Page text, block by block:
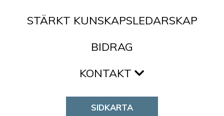
STÄRKT KUNSKAPSLEDARSKAP
BIDRAG
KONTAKT
SIDKARTA